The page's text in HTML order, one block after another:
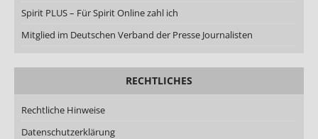
Spirit PLUS – Für Spirit Online zahl ich
Mitglied im Deutschen Verband der Presse Journalisten
RECHTLICHES
Rechtliche Hinweise
Datenschutzerklärung